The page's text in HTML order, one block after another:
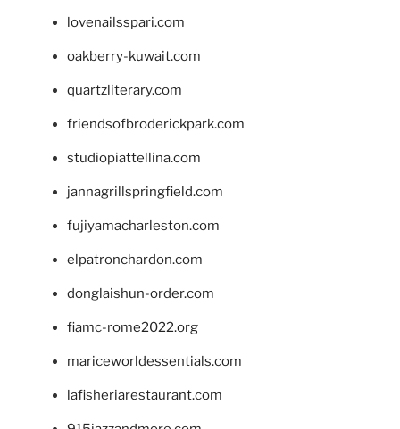
lovenailsspari.com
oakberry-kuwait.com
quartzliterary.com
friendsofbroderickpark.com
studiopiattellina.com
jannagrillspringfield.com
fujiyamacharleston.com
elpatronchardon.com
donglaishun-order.com
fiamc-rome2022.org
mariceworldessentials.com
lafisheriarestaurant.com